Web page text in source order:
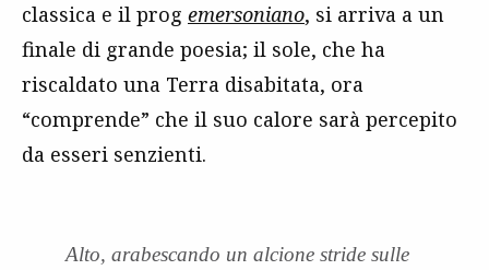
classica e il prog emersoniano, si arriva a un
finale di grande poesia; il sole, che ha
riscaldato una Terra disabitata, ora
“comprende” che il suo calore sarà percepito
da esseri senzienti.
Alto, arabescando un alcione stride sulle